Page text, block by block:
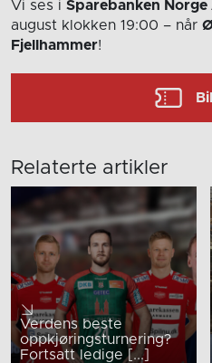
Vi ses i Sparebanken Norge
august klokken 19:00 – når
Fjellhammer!
Relaterte artikler
Verdens beste
oppkjøringsturnering?
Fortsatt ledige [...]